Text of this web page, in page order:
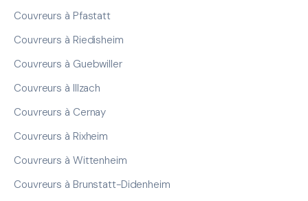
Couvreurs à Pfastatt
Couvreurs à Riedisheim
Couvreurs à Guebwiller
Couvreurs à Illzach
Couvreurs à Cernay
Couvreurs à Rixheim
Couvreurs à Wittenheim
Couvreurs à Brunstatt-Didenheim